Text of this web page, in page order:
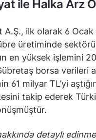
ile Halka Arz
A.Ş., ilk olarak 6
üretiminde
en yüksek işlemini
borsa verileri
61 milyar TL’yi
takip ederek
detaylı